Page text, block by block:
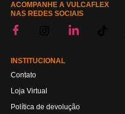
ACOMPANHE A VULCAFLEX
NAS REDES SOCIAIS
INSTITUCIONAL
Contato
Loja Virtual
Política de devolução